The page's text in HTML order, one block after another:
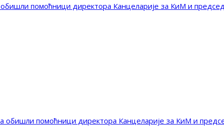
помоћници директора Канцеларије за КиМ и
обишли помоћници директора Канцеларије за КиМ и